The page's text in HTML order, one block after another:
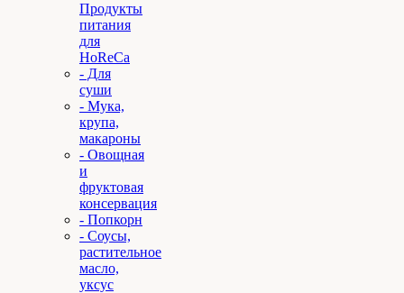
Продукты
питания
для
HoReCa
- Для
суши
- Мука,
крупа,
макароны
- Овощная
и
фруктовая
консервация
- Попкорн
- Соусы,
растительное
масло,
уксус